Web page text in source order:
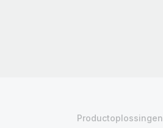
Productoplossingen